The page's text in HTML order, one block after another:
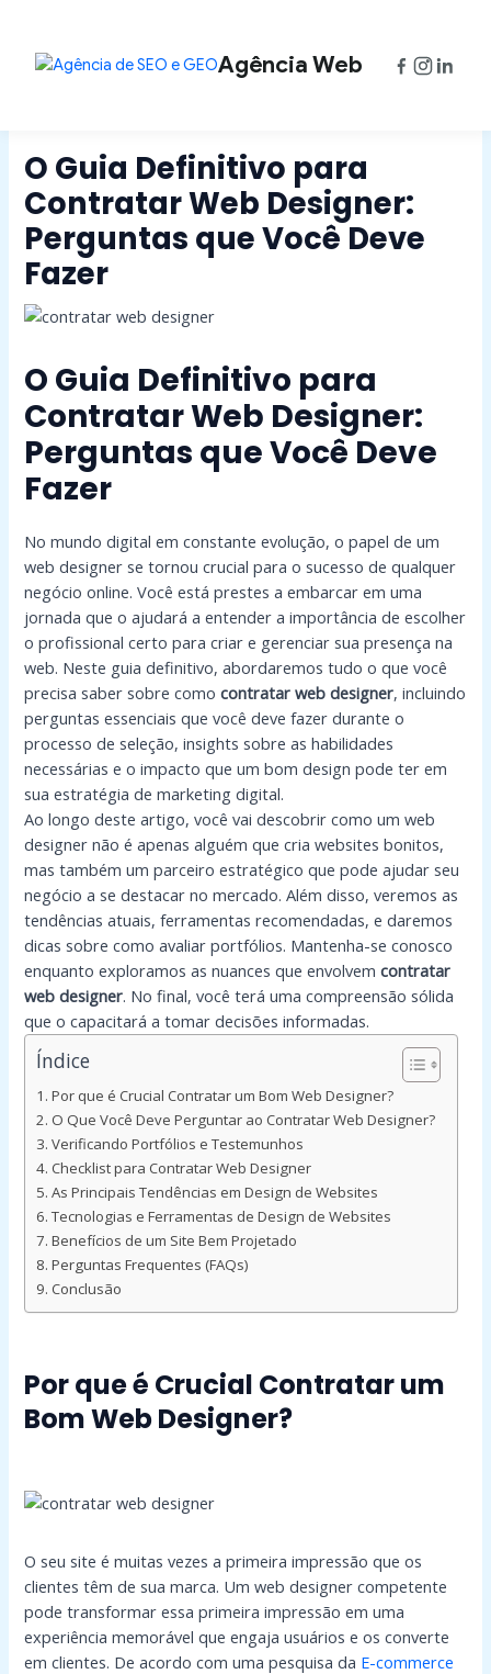
Agência Web
O Guia Definitivo para
Contratar Web Designer:
Perguntas que Você Deve
Fazer
O Guia Definitivo para
Contratar Web Designer:
Perguntas que Você Deve
Fazer
No mundo digital em constante evolução, o papel de um
web designer se tornou crucial para o sucesso de qualquer
negócio online. Você está prestes a embarcar em uma
jornada que o ajudará a entender a importância de escolher
o profissional certo para criar e gerenciar sua presença na
web. Neste guia definitivo, abordaremos tudo o que você
precisa saber sobre comocontratar web designer, incluindo
perguntas essenciais que você deve fazer durante o
processo de seleção, insights sobre as habilidades
necessárias e o impacto que um bom design pode ter em
sua estratégia de marketing digital.
Ao longo deste artigo, você vai descobrir como um web
designer não é apenas alguém que cria websites bonitos,
mas também um parceiro estratégico que pode ajudar seu
negócio a se destacar no mercado. Além disso, veremos as
tendências atuais, ferramentas recomendadas, e daremos
dicas sobre como avaliar portfólios. Mantenha-se conosco
enquanto exploramos as nuances que envolvemcontratar
web designer. No final, você terá uma compreensão sólida
que o capacitará a tomar decisões informadas.
Índice
Por que é Crucial Contratar um Bom Web Designer?
O Que Você Deve Perguntar ao Contratar Web Designer?
Verificando Portfólios e Testemunhos
Checklist para Contratar Web Designer
As Principais Tendências em Design de Websites
Tecnologias e Ferramentas de Design de Websites
Benefícios de um Site Bem Projetado
Perguntas Frequentes (FAQs)
Conclusão
Por que é Crucial Contratar um
Bom Web Designer?
O seu site é muitas vezes a primeira impressão que os
clientes têm de sua marca. Um web designer competente
pode transformar essa primeira impressão em uma
experiência memorável que engaja usuários e os converte
em clientes. De acordo com uma pesquisa da E-commerce